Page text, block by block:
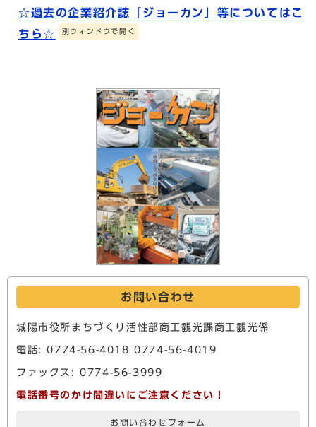
☆過去の企業紹介誌「ジョーカン」等についてはこ
ちら☆
別ウィンドウで開く
お問い合わせ
城陽市役所まちづくり活性部商工観光課商工観光係
電話: 0774-56-4018 0774-56-4019
ファックス: 0774-56-3999
電話番号のかけ間違いにご注意ください！
お問い合わせフォーム